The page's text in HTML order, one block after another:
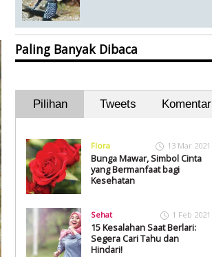
Paling Banyak Dibaca
Pilihan Tweets Komentar
Flora 13 Mar 2021
Bunga Mawar, Simbol Cinta
yang Bermanfaat bagi
Kesehatan
Sehat 1 Feb 2021
15 Kesalahan Saat Berlari:
Segera Cari Tahu dan
Hindari!